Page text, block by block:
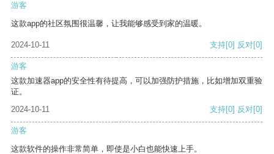
游客
这款app的社区氛围很温馨，让我能够感受到家的温暖。
2024-10-11 支持[0] 反对[0]
游客
这款加速器app的安全性有待提高，可以加强防护措施，比如增加双重验
证。
2024-10-11
支持[0] 反对[0]
游客
这款软件的操作非常简单，即使是小白也能快速上手。